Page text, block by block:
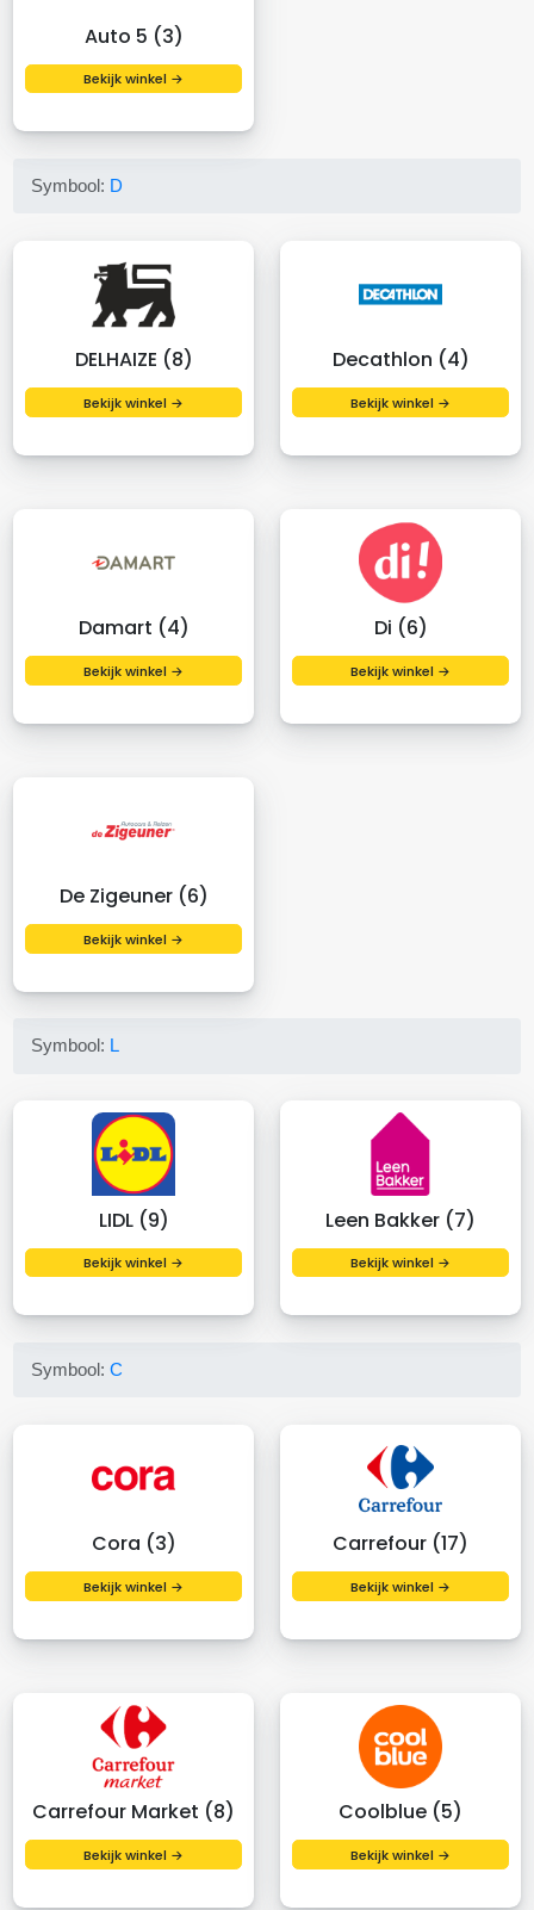
Auto 5 (3)
Bekijk winkel →
Symbool: D
DELHAIZE (8)
Bekijk winkel →
Decathlon (4)
Bekijk winkel →
Damart (4)
Bekijk winkel →
Di (6)
Bekijk winkel →
De Zigeuner (6)
Bekijk winkel →
Symbool: L
LIDL (9)
Bekijk winkel →
Leen Bakker (7)
Bekijk winkel →
Symbool:C
Cora (3)
Bekijk winkel →
Carrefour (17)
Bekijk winkel →
Carrefour Market (8)
Bekijk winkel →
Coolblue (5)
Bekijk winkel →